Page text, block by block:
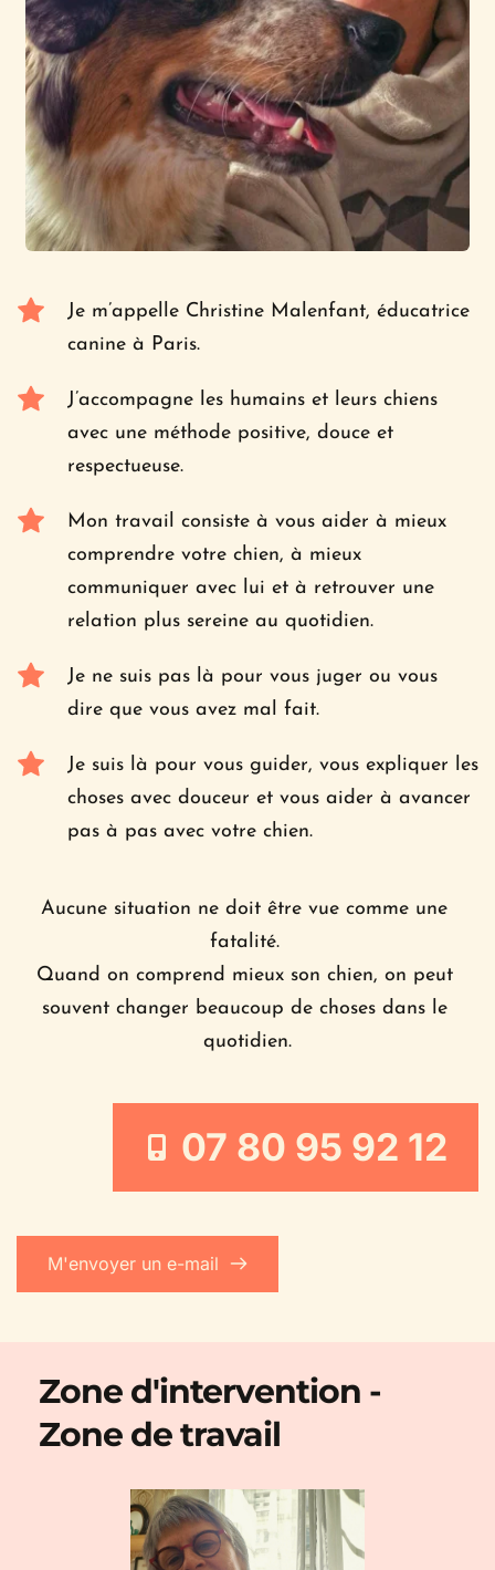
Je m’appelle Christine Malenfant, éducatrice
canine à Paris.
J’accompagne les humains et leurs chiens
avec une méthode positive, douce et
respectueuse.
Mon travail consiste à vous aider à mieux
comprendre votre chien, à mieux
communiquer avec lui et à retrouver une
relation plus sereine au quotidien.
Je ne suis pas là pour vous juger ou vous
dire que vous avez mal fait.
Je suis là pour vous guider, vous expliquer les
choses avec douceur et vous aider à avancer
pas à pas avec votre chien.
Aucune situation ne doit être vue comme une
fatalité.
Quand on comprend mieux son chien, on peut
souvent changer beaucoup de choses dans le
quotidien.
07 80 95 92 12
M'envoyer un e-mail
Zone d'intervention -
Zone de travail